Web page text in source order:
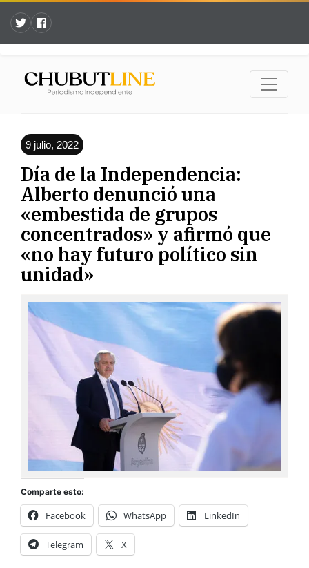
9 julio, 2022
Día de la Independencia:
Alberto denunció una
«embestida de grupos
concentrados» y afirmó que
«no hay futuro político sin
unidad»
Comparte esto:
Facebook WhatsApp LinkedIn
Telegram X